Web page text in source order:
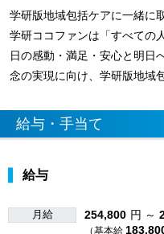
学研版地域包括ケアに一緒に
学研ココファンは「すべての
日の感動・満足・安心と明日
念の実現に向け、学研版地域
給与・手当て
給与
月給 254,800 円 ～
（基本給